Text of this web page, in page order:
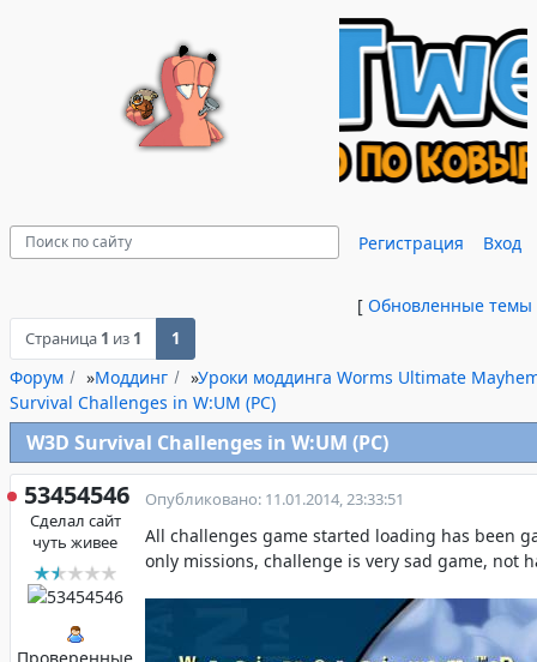
Регистрация Вход
[ Обновленные темы
Страница 1 из 1 1
Форум »Моддинг »Уроки моддинга Worms Ultimate
Survival Challenges in W:UM (PC)
W3D Survival Challenges in W:UM (PC)
53454546
Сделал сайт
чуть живее
Опубликовано: 11.01.2014, 23:33:51
All challenges game started loading has been
only missions, challenge is very sad game, not